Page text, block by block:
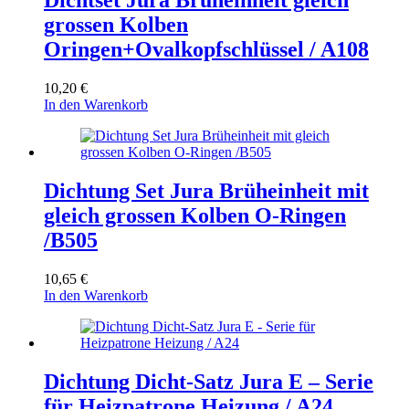
grossen Kolben
Oringen+Ovalkopfschlüssel / A108
10,20 €
In den Warenkorb
Dichtung Set Jura Brüheinheit mit
gleich grossen Kolben O-Ringen
/B505
10,65 €
In den Warenkorb
Dichtung Dicht-Satz Jura E – Serie